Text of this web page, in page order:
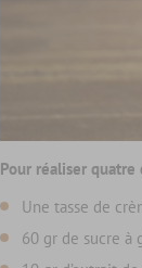
Pour réaliser
Une tasse de
60 gr de sucre à